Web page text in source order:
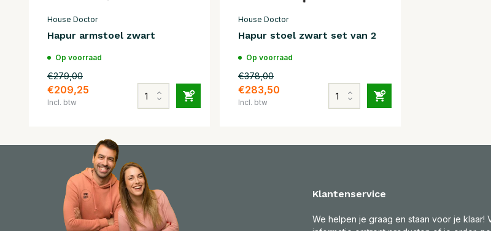
House Doctor
Hapur armstoel zwart
Op voorraad
€279,00
€209,25
Incl. btw
House Doctor
Hapur stoel zwart set van 2
Op voorraad
€378,00
€283,50
Incl. btw
Klantenservice
We helpen je graag en staan voor je klaar!